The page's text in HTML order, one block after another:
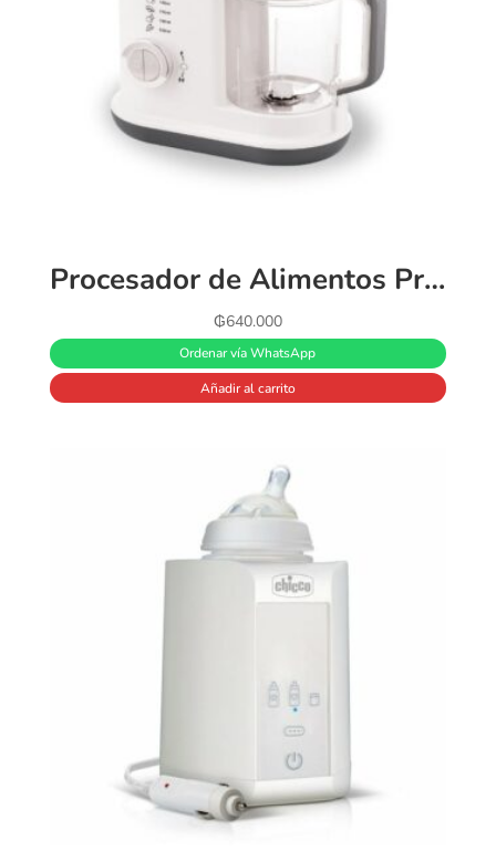
Procesador de Alimentos Premium Baby (220v)
₲640.000
Ordenar vía WhatsApp
Añadir al carrito